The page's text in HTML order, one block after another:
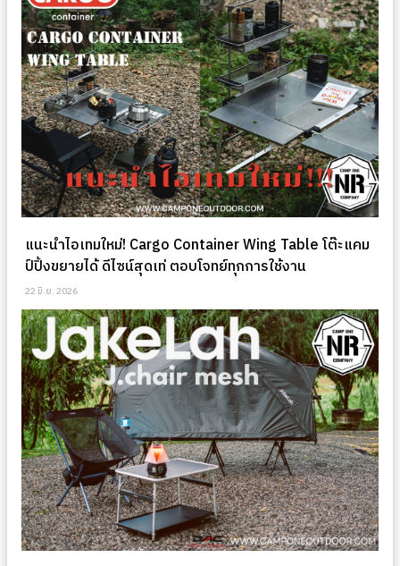
แนะนำไอเทมใหม่! Cargo Container Wing Table โต๊ะแคม
ป์ปิ้งขยายได้ ดีไซน์สุดเท่ ตอบโจทย์ทุกการใช้งาน
22 มิ.ย. 2026